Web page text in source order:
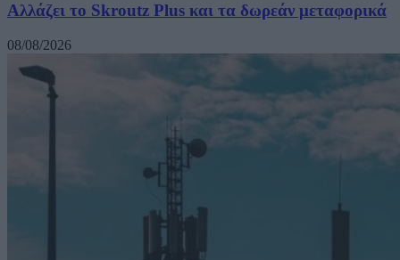
Αλλάζει το Skroutz Plus και τα δωρεάν μεταφορικά
08/08/2026